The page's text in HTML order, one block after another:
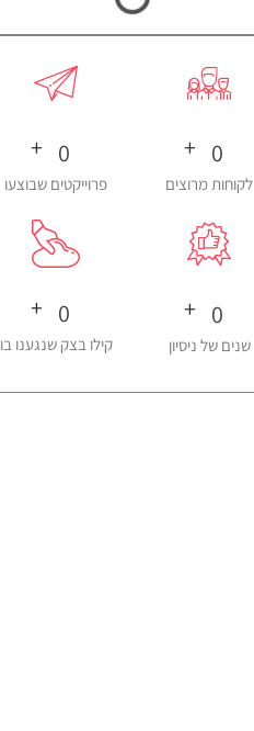
0
+
לקוחות מרוצים
0
+
פרוייקטים שבוצעו
0
+
שנים של ניסיון
0
+
קילו בצק שנגענו בו